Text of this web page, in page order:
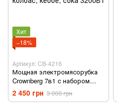
Хит
−18%
Артикул: CB-4216
Мощная электромясорубка
Crownberg 7в1 с набором
шинковок и насадок для
колбас, кеббе, сока 3200Вт
2 450 грн 3 000 грн